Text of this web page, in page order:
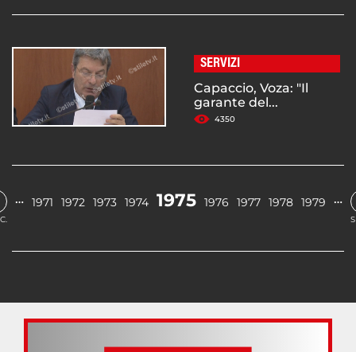
SERVIZI
Capaccio, Voza: "Il
garante del...
4350
… 1971 1972 1973 1974 1975 1976 1977 1978 1979 …